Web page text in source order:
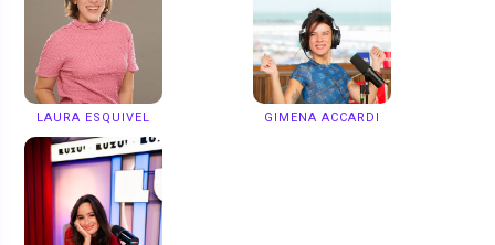
LAURA ESQUIVEL GIMENA ACCARDI